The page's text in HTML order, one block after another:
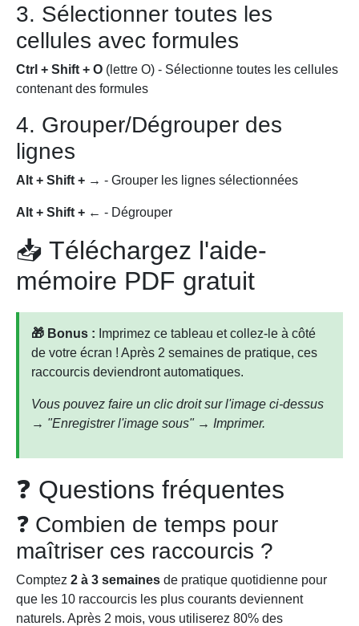
3. Sélectionner toutes les
cellules avec formules
Ctrl + Shift + O (lettre O) - Sélectionne toutes les cellules
contenant des formules
4. Grouper/Dégrouper des
lignes
Alt + Shift + → - Grouper les lignes sélectionnées
Alt + Shift + ← - Dégrouper
📥 Téléchargez l'aide-
mémoire PDF gratuit
🎁 Bonus : Imprimez ce tableau et collez-le à côté
de votre écran ! Après 2 semaines de pratique, ces
raccourcis deviendront automatiques.
Vous pouvez faire un clic droit sur l'image ci-dessus
→ "Enregistrer l'image sous" → Imprimer.
❓ Questions fréquentes
❓ Combien de temps pour
maîtriser ces raccourcis ?
Comptez 2 à 3 semaines de pratique quotidienne pour
que les 10 raccourcis les plus courants deviennent
naturels. Après 2 mois, vous utiliserez 80% des